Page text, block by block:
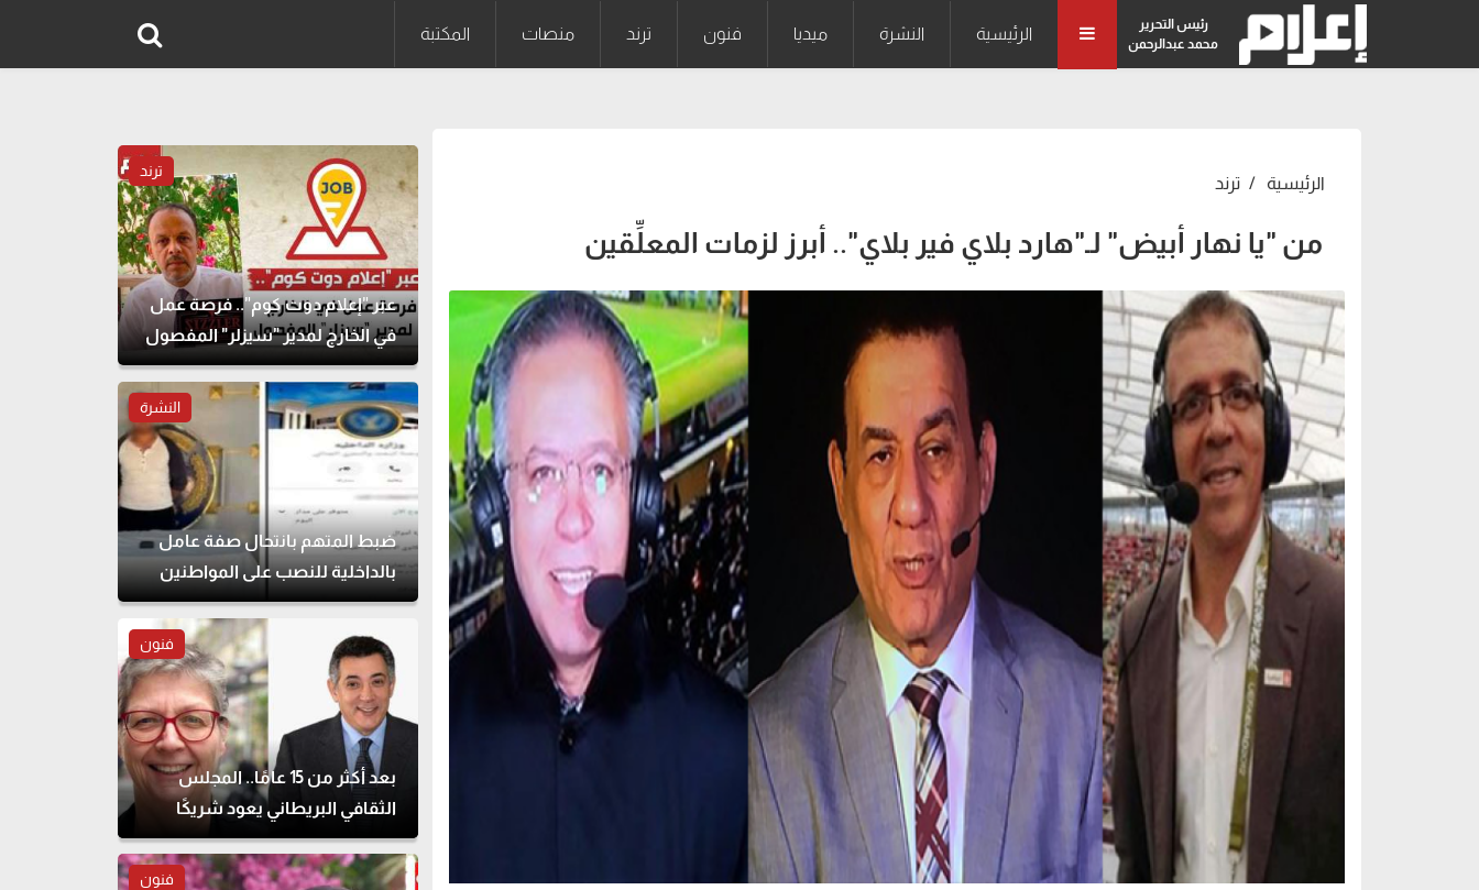
رئيس التحرير
محمد عبدالرحمن
الرئيسية النشرة ميديا فنون ترند منصات المكتبة
الرئيسية ترند
من "يا نهار أبيض" لـ"هارد بلاي فير بلاي".. أبرز لزمات المعلِّقين
ترند
عبر "إعلام دوت كوم".. فرصة عمل
في الخارج لمدير "سيزلر" المفصول
النشرة
ضبط المتهم بانتحال صفة عامل
بالداخلية للنصب على المواطنين
فنون
بعد أكثر من 15 عامًا.. المجلس
الثقافي البريطاني يعود شريكًا
لمهرجان القاهرة للمسرح التجريبي
فنون